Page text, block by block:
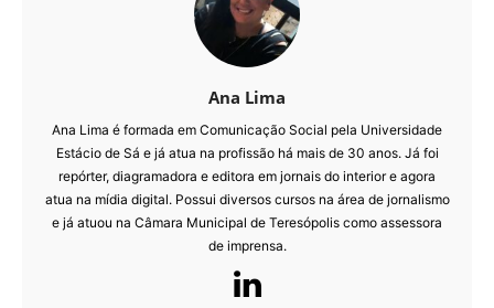
Ana Lima
Ana Lima é formada em Comunicação Social pela Universidade
Estácio de Sá e já atua na profissão há mais de 30 anos. Já foi
repórter, diagramadora e editora em jornais do interior e agora
atua na mídia digital. Possui diversos cursos na área de jornalismo
e já atuou na Câmara Municipal de Teresópolis como assessora
de imprensa.